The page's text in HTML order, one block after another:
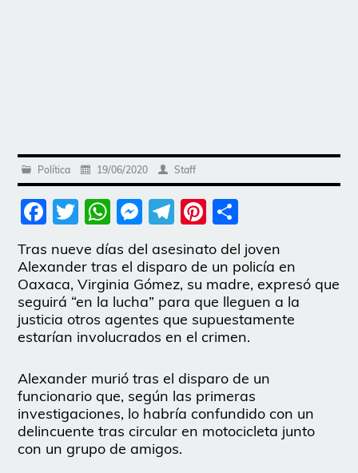
Política 19/06/2020 Staff
Facebook
Twitter
WhatsApp
Messenger
Telegram
Pinterest
Tras nueve días del asesinato del joven
Alexander tras el disparo de un policía en
Oaxaca, Virginia Gómez, su madre, expresó que
seguirá “en la lucha” para que lleguen a la
justicia otros agentes que supuestamente
estarían involucrados en el crimen.
Alexander murió tras el disparo de un
funcionario que, según las primeras
investigaciones, lo habría confundido con un
delincuente tras circular en motocicleta junto
con un grupo de amigos.